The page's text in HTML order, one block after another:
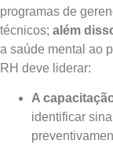
programas de
técnicos; além
a saúde mental ao
RH deve liderar:
A
identificar